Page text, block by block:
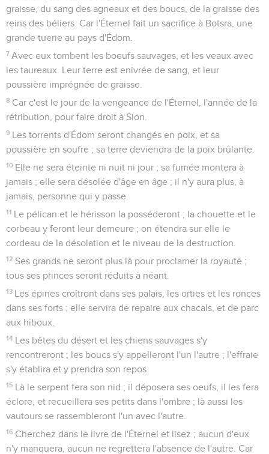
graisse, du sang des agneaux et des boucs, de la graisse des
reins des béliers. Car l'Éternel fait un sacrifice à Botsra, une
grande tuerie au pays d'Édom.
7 Avec eux tombent les boeufs sauvages, et les veaux avec
les taureaux. Leur terre est enivrée de sang, et leur
poussière imprégnée de graisse.
8 Car c'est le jour de la vengeance de l'Éternel, l'année de la
rétribution, pour faire droit à Sion.
9 Les torrents d'Édom seront changés en poix, et sa
poussière en soufre ; sa terre deviendra de la poix brûlante.
10 Elle ne sera éteinte ni nuit ni jour ; sa fumée montera à
jamais ; elle sera désolée d'âge en âge ; il n'y aura plus, à
jamais, personne qui y passe.
11 Le pélican et le hérisson la posséderont ; la chouette et le
corbeau y feront leur demeure ; on étendra sur elle le
cordeau de la désolation et le niveau de la destruction.
12 Ses grands ne seront plus là pour proclamer la royauté ;
tous ses princes seront réduits à néant.
13 Les épines croîtront dans ses palais, les orties et les ronces
dans ses forts ; elle servira de repaire aux chacals, et de parc
aux hiboux.
14 Les bêtes du désert et les chiens sauvages s'y
rencontreront ; les boucs s'y appelleront l'un l'autre ; l'effraie
s'y établira et y prendra son repos.
15 Là le serpent fera son nid ; il déposera ses oeufs, il les fera
éclore, et recueillera ses petits dans l'ombre ; là aussi les
vautours se rassembleront l'un avec l'autre.
16 Cherchez dans le livre de l'Éternel et lisez ; aucun d'eux
n'y manquera, aucun ne regrettera l'absence de l'autre. Car